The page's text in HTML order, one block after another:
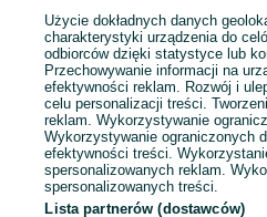
Użycie dokładnych danych
charakterystyki urządzenia do
odbiorców dzięki statystyce lub
Przechowywanie informacji na
efektywności reklam. Rozwój i
celu personalizacji treści.
reklam. Wykorzystywanie
Wykorzystywanie ograniczonych
efektywności treści.
spersonalizowanych reklam.
spersonalizowanych treści.
Lista partnerów (dostawców)